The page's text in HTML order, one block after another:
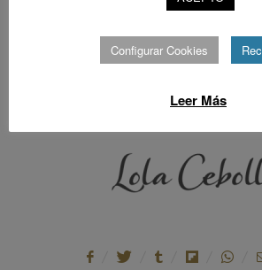
plantea qué pintamos la generación
esto. Pues mucho, tenemos
viejo y lo nuevo y lo repito en nombre
Configurar Cookies
Leer Más